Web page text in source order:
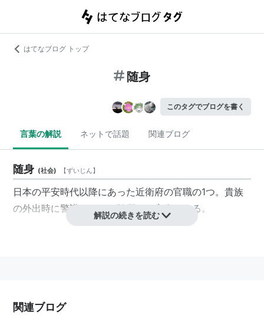
はてなブログ トップ
随身
このタグでブログを書く
言葉の解説 ネットで話題 関連ブログ
随身 (社会) 【ずいじん】
日本の平安時代以降にあった近衛府の官職の1つ。貴族
の外出時に警護のために随従した官人である。
解説の続きを読む
関連ブログ